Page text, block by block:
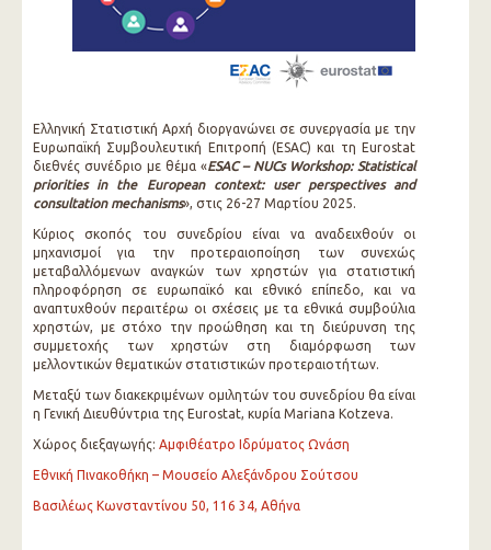
Ελληνική Στατιστική Αρχή διοργανώνει σε συνεργασία με την
Ευρωπαϊκή Συμβουλευτική Επιτροπή (ESAC) και τη Eurostat
διεθνές συνέδριο με θέμα «ESAC – NUCs Workshop: Statistical
priorities in the European context: user perspectives and
consultation mechanisms», στις 26-27 Μαρτίου 2025.
Κύριος σκοπός του συνεδρίου είναι να αναδειχθούν οι
μηχανισμοί για την προτεραιοποίηση των συνεχώς
μεταβαλλόμενων αναγκών των χρηστών για στατιστική
πληροφόρηση σε ευρωπαϊκό και εθνικό επίπεδο, και να
αναπτυχθούν περαιτέρω οι σχέσεις με τα εθνικά συμβούλια
χρηστών, με στόχο την προώθηση και τη διεύρυνση της
συμμετοχής των χρηστών στη διαμόρφωση των
μελλοντικών θεματικών στατιστικών προτεραιοτήτων.
Μεταξύ των διακεκριμένων ομιλητών του συνεδρίου θα είναι
η Γενική Διευθύντρια της Eurostat, κυρία Mariana Kotzeva.
Χώρος διεξαγωγής: Αμφιθέατρο Ιδρύματος Ωνάση
Εθνική Πινακοθήκη – Μουσείο Αλεξάνδρου Σούτσου
Βασιλέως Κωνσταντίνου 50, 116 34, Αθήνα